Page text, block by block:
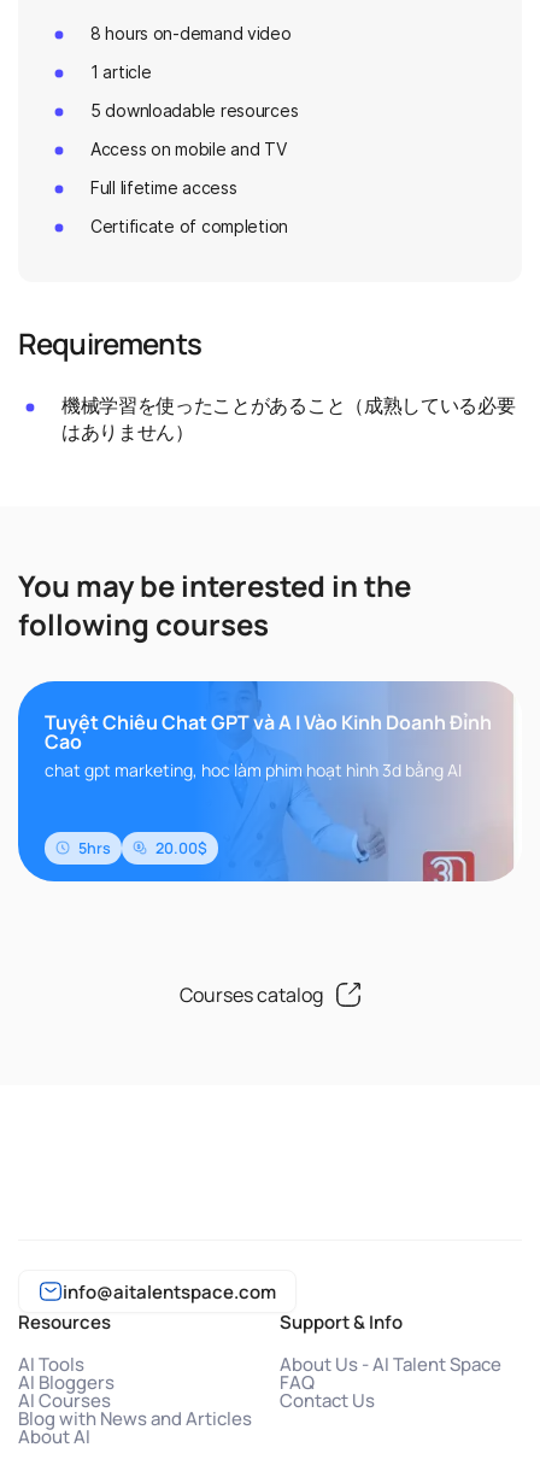
8 hours on-demand video
1 article
5 downloadable resources
Access on mobile and TV
Full lifetime access
Certificate of completion
Requirements
機械学習を使ったことがあること（成熟している必要
はありません）
You may be interested in the
following courses
Tuyệt Chiêu Chat GPT và A I Vào Kinh Doanh Đỉnh
Cao
chat gpt marketing, hoc làm phim hoạt hình 3d bằng AI
5hrs 20.00$
Courses catalog
info@aitalentspace.com
Resources
AI Tools
AI Bloggers
AI Courses
Blog with News and Articles
About AI
Support & Info
About Us - AI Talent Space
FAQ
Contact Us